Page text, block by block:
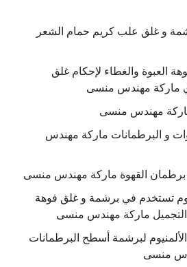
و غلق علب كريم حمام الشعر
العبوة والغطاء لإحكام غلق
ماركة مهندس منسى
مهندس منسى
و البرطمانات ماركة مهندس
القهوة ماركة مهندس منسى
تستخدم في برشمة و غلق فوهة
ماركة مهندس منسى
لبرشمة أسطح البرطمانات
منسى